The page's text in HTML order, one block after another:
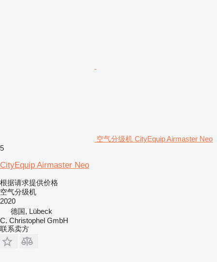
空气分级机 CityEquip Airmaster Neo
5
CityEquip Airmaster Neo
根据请求提供价格
空气分级机
2020
德国, Lübeck
C. Christophel GmbH
联系卖方